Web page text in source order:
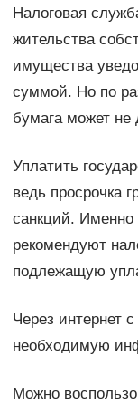
Налоговая
жительства
имущества
суммой. Но по
бумага может не
Уплатить
ведь просрочка
санкций. Именно
рекомендуют
подлежащую
Через интернет
необходимую
Можно